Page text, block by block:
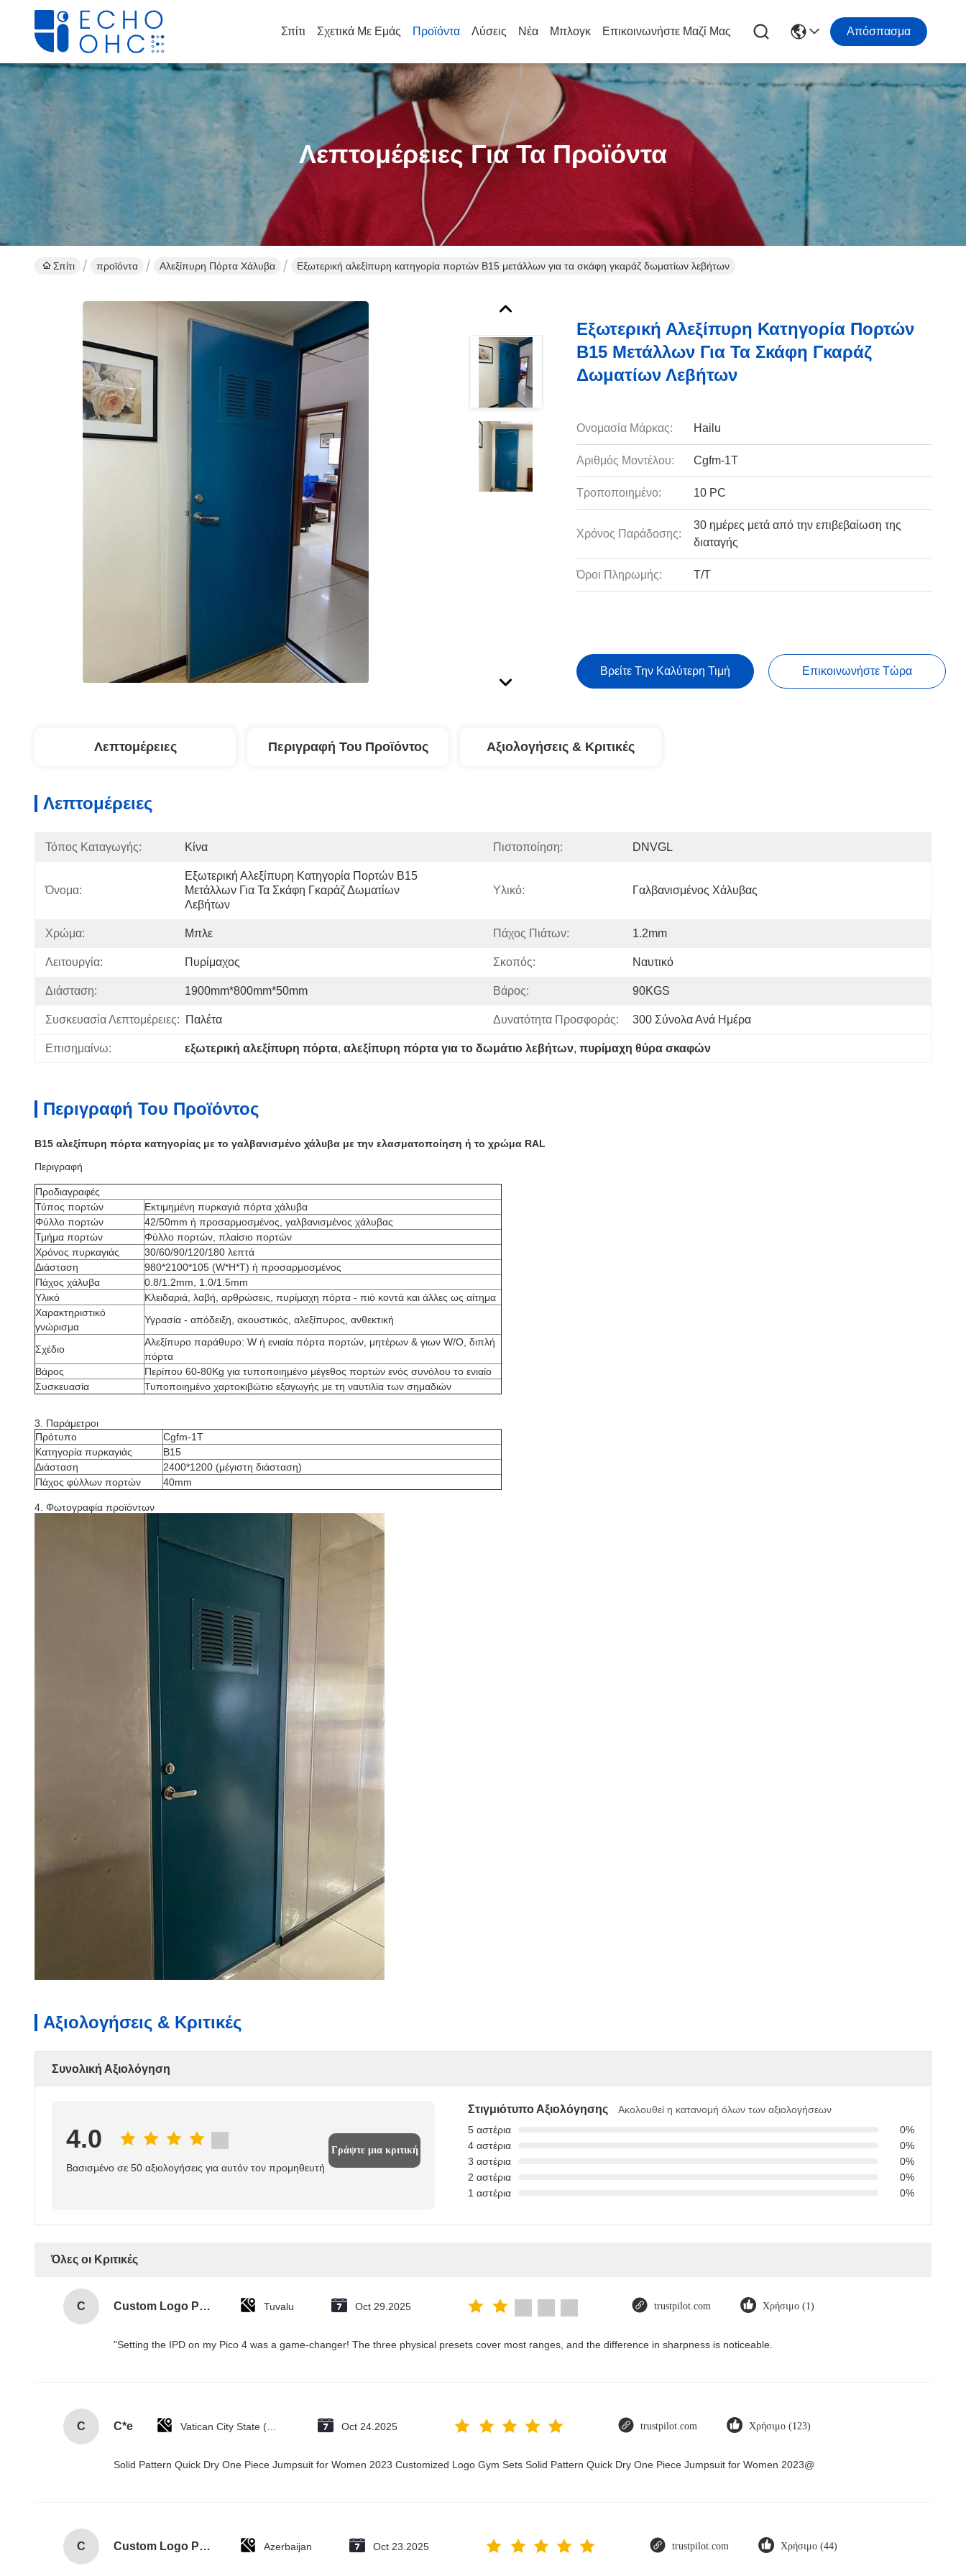
Σπίτι Σχετικά Με Εμάς Προϊόντα Λύσεις Νέα Μπλογκ Επικοινωνήστε Μαζί Μας Απόσπασμα
Λεπτομέρειες Για Τα Προϊόντα
Σπίτι προϊόντα Αλεξίπυρη Πόρτα Χάλυβα Εξωτερική αλεξίπυρη κατηγορία πορτών B15 μετάλλων για τα σκάφη γκαράζ δωματίων λεβήτων
Εξωτερική Αλεξίπυρη Κατηγορία Πορτών
B15 Μετάλλων Για Τα Σκάφη Γκαράζ
Δωματίων Λεβήτων
Ονομασία Μάρκας: Hailu
Αριθμός Μοντέλου: Cgfm-1T
Τροποποιημένο: 10 PC
Χρόνος Παράδοσης:
30 ημέρες μετά από την επιβεβαίωση της
διαταγής
Όροι Πληρωμής: T/T
Βρείτε Την Καλύτερη Τιμή Επικοινωνήστε Τώρα
Λεπτομέρειες Περιγραφή Του Προϊόντος Αξιολογήσεις & Κριτικές
Λεπτομέρειες
Τόπος Καταγωγής: Κίνα Πιστοποίηση: DNVGL
Όνομα:
Εξωτερική Αλεξίπυρη Κατηγορία Πορτών B15
Μετάλλων Για Τα Σκάφη Γκαράζ Δωματίων
Λεβήτων
Υλικό: Γαλβανισμένος Χάλυβας
Χρώμα: Μπλε Πάχος Πιάτων: 1.2mm
Λειτουργία: Πυρίμαχος Σκοπός: Ναυτικό
Διάσταση: 1900mm*800mm*50mm Βάρος: 90KGS
Συσκευασία Λεπτομέρειες: Παλέτα Δυνατότητα Προσφοράς: 300 Σύνολα Ανά Ημέρα
Επισημαίνω: εξωτερική αλεξίπυρη πόρτα, αλεξίπυρη πόρτα για το δωμάτιο λεβήτων, πυρίμαχη θύρα σκαφών
Περιγραφή Του Προϊόντος
B15 αλεξίπυρη πόρτα κατηγορίας με το γαλβανισμένο χάλυβα με την ελασματοποίηση ή το χρώμα RAL
Περιγραφή
Προδιαγραφές
Τύπος πορτών
Εκτιμημένη πυρκαγιά πόρτα χάλυβα
Φύλλο πορτών
42/50mm ή προσαρμοσμένος, γαλβανισμένος χάλυβας
Τμήμα πορτών
Φύλλο πορτών, πλαίσιο πορτών
Χρόνος πυρκαγιάς
30/60/90/120/180 λεπτά
Διάσταση
980*2100*105 (W*H*T) ή προσαρμοσμένος
Πάχος χάλυβα
0.8/1.2mm, 1.0/1.5mm
Υλικό
Κλειδαριά, λαβή, αρθρώσεις, πυρίμαχη πόρτα - πιό κοντά και άλλες ως αίτημα
Χαρακτηριστικό
γνώρισμα
Υγρασία - απόδειξη, ακουστικός, αλεξίπυρος, ανθεκτική
Σχέδιο
Αλεξίπυρο παράθυρο: W ή ενιαία πόρτα πορτών, μητέρων & γιων W/O, διπλή
πόρτα
Βάρος
Περίπου 60-80Kg για τυποποιημένο μέγεθος πορτών ενός συνόλου το ενιαίο
Συσκευασία
Τυποποιημένο χαρτοκιβώτιο εξαγωγής με τη ναυτιλία των σημαδιών
3. Παράμετροι
Πρότυπο
Cgfm-1T
Κατηγορία πυρκαγιάς
B15
Διάσταση
2400*1200 (μέγιστη διάσταση)
Πάχος φύλλων πορτών
40mm
4. Φωτογραφία προϊόντων
Αξιολογήσεις & Κριτικές
Συνολική Αξιολόγηση
4.0
Βασισμένο σε 50 αξιολογήσεις για αυτόν τον προμηθευτή
Γράψτε μια κριτική
Στιγμιότυπο Αξιολόγησης
Ακολουθεί η κατανομή όλων των αξιολογήσεων
5 αστέρια
0%
4 αστέρια
0%
3 αστέρια
0%
2 αστέρια
0%
1 αστέρια
0%
Όλες οι Κριτικές
C Custom Logo Paper Cardboard Packing Folding White / Black / Rose Gold Luxury Magnetic Gift Box with Ribbon Closure Tuvalu Oct 29.2025 trustpilot.com Χρήσιμο (1)
"Setting the IPD on my Pico 4 was a game-changer! The three physical presets cover most ranges, and the difference in sharpness is noticeable.
C C*e Oct 24.2025 trustpilot.com Χρήσιμο (123)
Solid Pattern Quick Dry One Piece Jumpsuit for Women 2023 Customized Logo Gym Sets Solid Pattern Quick Dry One Piece Jumpsuit for Women 2023@
C Custom Logo Paper Cardboard Packing Folding White / Black / Rose Gold Luxury Magnetic Gift Box with Ribbon Closure Azerbaijan Oct 23.2025 trustpilot.com Χρήσιμο (44)